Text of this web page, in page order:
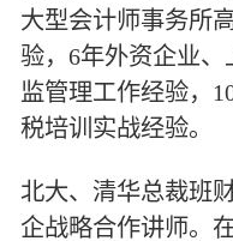
大型会计师事务所
验，6年外资企业
监管理工作经验，
税培训实战经验。
北大、清华总裁班
企战略合作讲师。